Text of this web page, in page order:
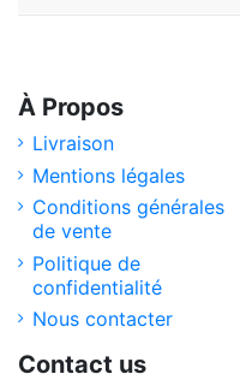
À Propos
Livraison
Mentions légales
Conditions générales
de vente
Politique de
confidentialité
Nous contacter
Contact us